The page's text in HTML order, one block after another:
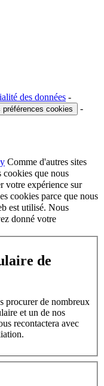
des données -
préférences cookies
-
Comme d'autres sites
cookies que nous
votre expérience sur
cookies parce que nous
est utilisé. Nous
donné votre
de
procurer de nombreux
et un de nos
recontactera avec